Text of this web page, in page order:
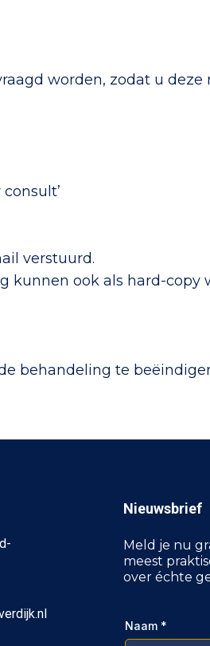
worden, zodat u deze
verstuurd.
kunnen ook als hard-copy
behandeling te
Nieuwsbrief
Meld je nu
meest
over échte
Naam *